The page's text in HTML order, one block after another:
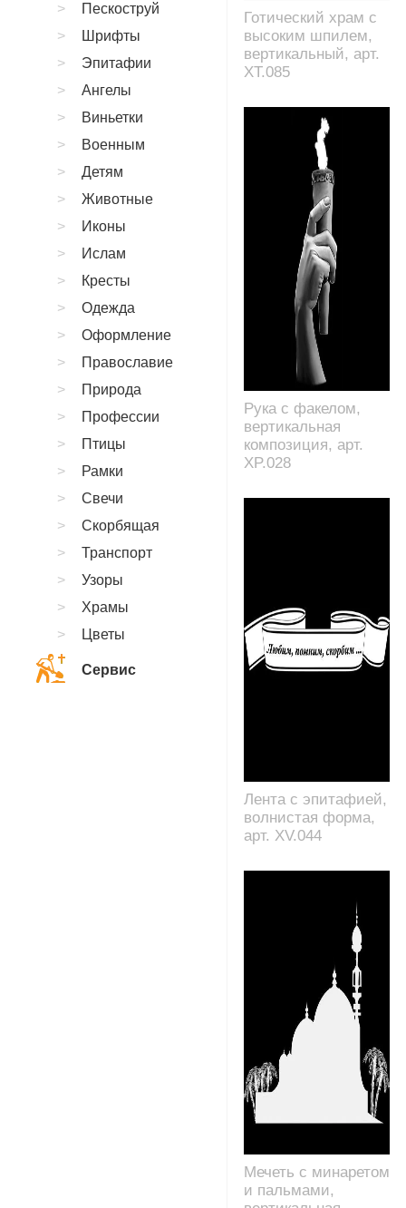
Готический храм с
высоким шпилем,
вертикальный, арт.
XT.085
Рука с факелом,
вертикальная
композиция, арт.
XP.028
Лента с эпитафией,
волнистая форма,
арт. XV.044
Мечеть с минаретом
и пальмами,
Пескоструй
Шрифты
Эпитафии
Ангелы
Виньетки
Военным
Детям
Животные
Иконы
Ислам
Кресты
Одежда
Оформление
Православие
Природа
Профессии
Птицы
Рамки
Свечи
Скорбящая
Транспорт
Узоры
Храмы
Цветы
Сервис